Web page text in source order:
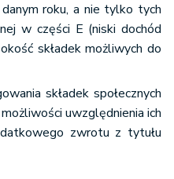
roku, a nie tylko tych
w części E (niski dochód
składek możliwych do
składek społecznych
uwzględnienia ich
zwrotu z tytułu